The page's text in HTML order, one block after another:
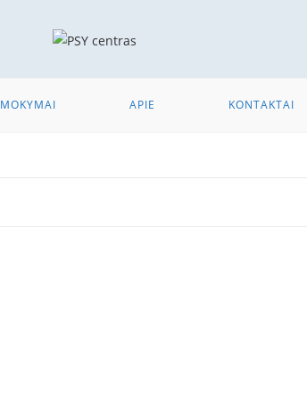
MOKYMAI APIE KONTAKTAI